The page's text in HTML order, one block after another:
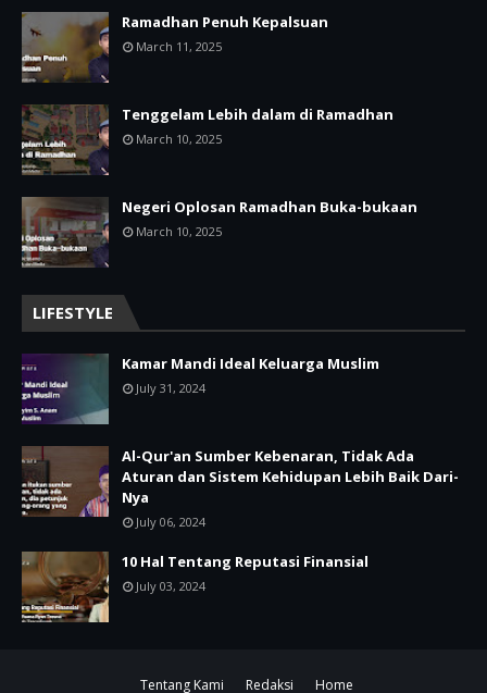
Ramadhan Penuh Kepalsuan
March 11, 2025
Tenggelam Lebih dalam di Ramadhan
March 10, 2025
Negeri Oplosan Ramadhan Buka-bukaan
March 10, 2025
LIFESTYLE
Kamar Mandi Ideal Keluarga Muslim
July 31, 2024
Al-Qur'an Sumber Kebenaran, Tidak Ada
Aturan dan Sistem Kehidupan Lebih Baik Dari-
Nya
July 06, 2024
10 Hal Tentang Reputasi Finansial
July 03, 2024
Tentang Kami Redaksi Home